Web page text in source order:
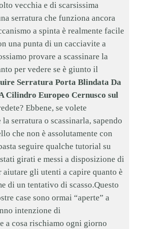
vecchia e di scarsissima
serratura che funziona ancora
a spinta è realmente facile
una punta di un cacciavite a
provare a scassinare la
per vedere se è giunto il
Serratura Porta Blindata Da
Cilindro Europeo Cernusco sul
Ebbene, se volete
serratura o scassinarla, sapendo
che non è assolutamente con
seguire qualche tutorial su
girati e messi a disposizione di
gli utenti a capire quanto è
di un tentativo di scasso.Questo
case sono ormai “aperte” a
intenzione di
a cosa rischiamo ogni giorno